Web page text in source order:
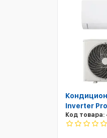
Inverter Pro
Код товара: